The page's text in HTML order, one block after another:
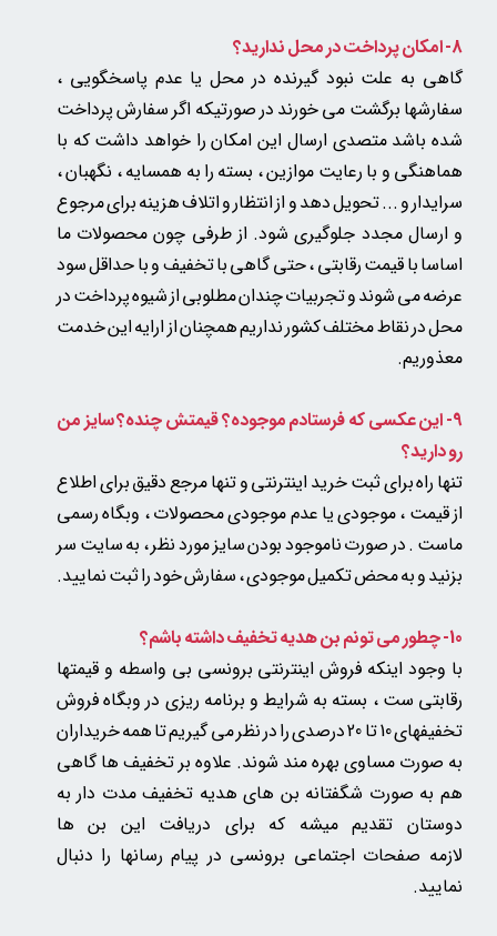
8- امکان پرداخت در محل ندارید؟
گاهی به علت نبود گیرنده در محل یا عدم پاسخگویی ،
سفارشها برگشت می خورند در صورتیکه اگر سفارش پرداخت
شده باشد متصدی ارسال این امکان را خواهد داشت که با
هماهنگی و با رعایت موازین ، بسته را به همسایه ، نگهبان ،
سرایدار و ... تحویل دهد و از انتظار و اتلاف هزینه برای مرجوع
و ارسال مجدد جلوگیری شود. از طرفی چون محصولات ما
اساسا با قیمت رقابتی ، حتی گاهی با تخفیف و با حداقل سود
عرضه می شوند و تجربیات چندان مطلوبی از شیوه پرداخت در
محل در نقاط مختلف کشور نداریم همچنان از ارایه این خدمت
معذوریم.
9- این عکسی که فرستادم موجوده؟ قیمتش چنده؟ سایز من
رو دارید؟
تنها راه برای ثبت خرید اینترنتی و تنها مرجع دقیق برای اطلاع
از قیمت ، موجودی یا عدم موجودی محصولات ، وبگاه رسمی
ماست . در صورت ناموجود بودن سایز مورد نظر ، به سایت سر
بزنید و به محض تکمیل موجودی ، سفارش خود را ثبت نمایید.
10- چطور می تونم بن هدیه تخفیف داشته باشم؟
با وجود اینکه فروش اینترنتی برونسی بی واسطه و قیمتها
رقابتی ست ، بسته به شرایط و برنامه ریزی در وبگاه فروش
تخفیفهای 10 تا 20 درصدی را در نظر می گیریم تا همه خریداران
به صورت مساوی بهره مند شوند. علاوه بر تخفیف ها گاهی
هم به صورت شگفتانه بن های هدیه تخفیف مدت دار به
دوستان تقدیم میشه که برای دریافت این بن ها
لازمه صفحات اجتماعی برونسی در پیام رسانها را دنبال
نمایید.